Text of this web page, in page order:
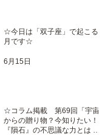
☆今日は「双子座」で起こる新
月です☆
6月15日
☆コラム掲載 第69回「宇宙
からの贈り物？今知りたい！
『隕石』の不思議な力とは 」